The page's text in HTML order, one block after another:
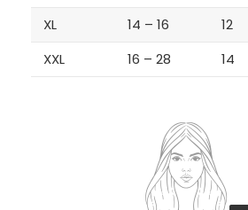
XL
14 – 16 12
XXL
16 – 28 14